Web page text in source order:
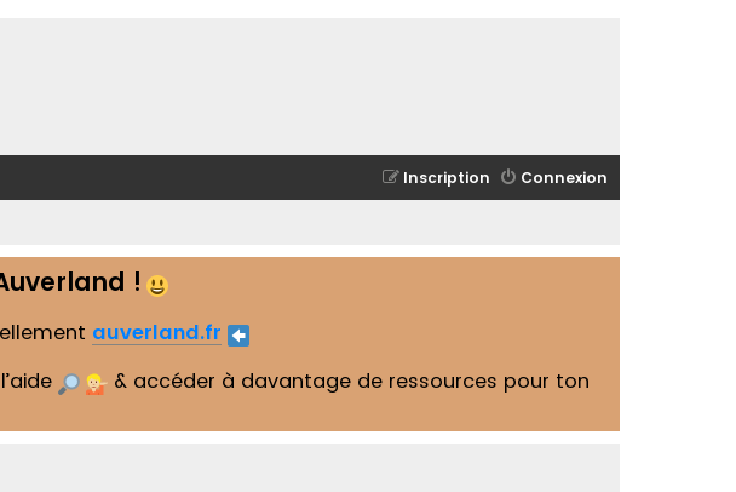
Connexion
Inscription
!
auverland.fr
& accéder à davantage de ressources pour ton